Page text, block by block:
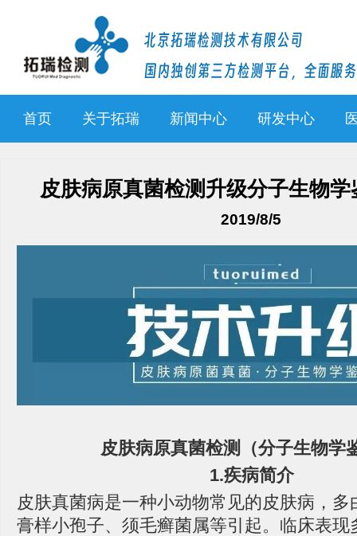
首页 关于拓瑞 新闻中心 研发中心
皮肤病原真菌检测升级分子生物
2019/8/5
皮肤病原真菌检测（分子生物学
1.疾病简介
皮肤真菌病是一种小动物常见的皮肤病，多
膏样小孢子、须毛癣菌属等引起。临床表现